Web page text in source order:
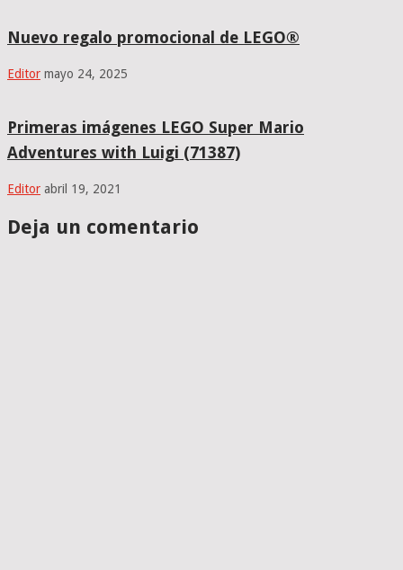
Nuevo regalo promocional de LEGO®
Editor mayo 24, 2025
Primeras imágenes LEGO Super Mario
Adventures with Luigi (71387)
Editor abril 19, 2021
Deja un comentario